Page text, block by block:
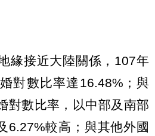
緣接近大陸關係，107年
對數比率達16.48%；與
對數比率，以中部及南部
6.27%較高；與其他外國